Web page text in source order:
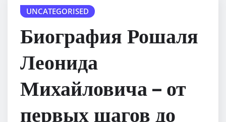
UNCATEGORISED
Биография Рошаля
Леонида
Михайловича – от
первых шагов до